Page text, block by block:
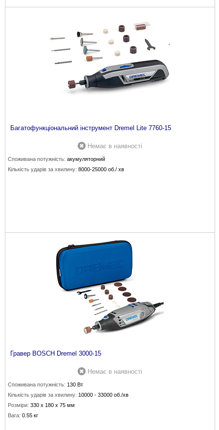
Багатофункціональний інструмент Dremel Lite 7760-15
Немає в наявності
Споживана потужність: акумуляторний
Кількість ударів за хвилину: 8000-25000 об./ хв
Гравер BOSCH Dremel 3000-15
Немає в наявності
Споживана потужність: 130 Вт
Кількість ударів за хвилину: 10000 - 33000 об./хв
Розміри: 330 х 180 х 75 мм
Вага: 0.55 кг